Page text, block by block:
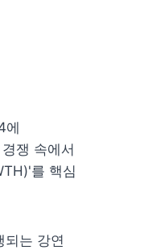
에
쟁 속에서
를 핵심
되는 강연